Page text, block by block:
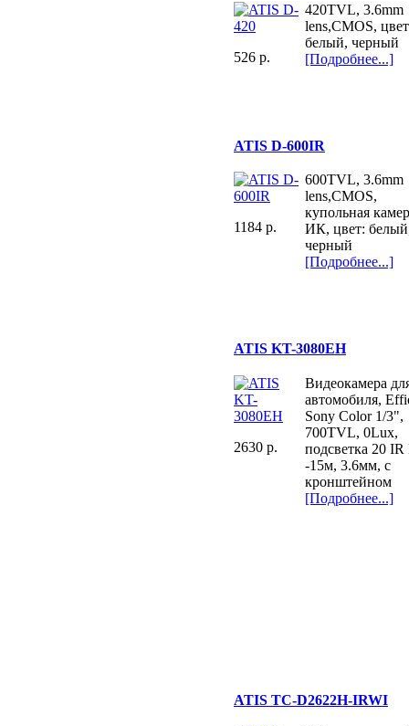
526 p.
420TVL, 3.6mm
lens,CMOS,
белый, черный
[Подробнее...]
ATIS D-600IR
1184 p.
600TVL, 3.6mm
lens,CMOS,
купольная
ИК, цвет:
черный
[Подробнее...]
ATIS KT-3080EH
2630 p.
Видеокамера
автомобиля,
Sony Color 1/3",
700TVL, 0Lux,
подсветка 20 IR
-15м, 3.6мм, с
кронштейном
[Подробнее...]
ATIS TC-D2622H-IRWI